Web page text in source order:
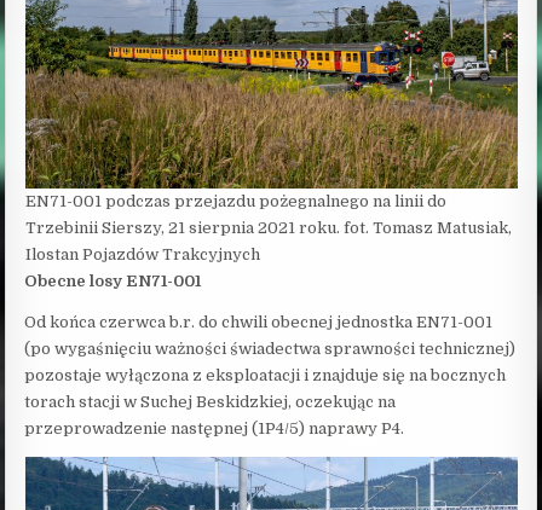
EN71-001 podczas przejazdu pożegnalnego na linii do
Trzebinii Sierszy, 21 sierpnia 2021 roku. fot. Tomasz Matusiak,
Ilostan Pojazdów Trakcyjnych
Obecne losy EN71-001
Od końca czerwca b.r. do chwili obecnej jednostka EN71-001
(po wygaśnięciu ważności świadectwa sprawności technicznej)
pozostaje wyłączona z eksploatacji i znajduje się na bocznych
torach stacji w Suchej Beskidzkiej, oczekując na
przeprowadzenie następnej (1P4/5) naprawy P4.